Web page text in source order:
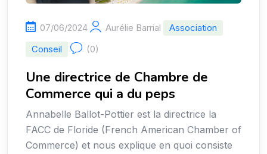
07/06/2024 Aurélie Barrial
Association
Conseil
(0)
Une directrice de Chambre de
Commerce qui a du peps
Annabelle Ballot-Pottier est la directrice la
FACC de Floride (French American Chamber of
Commerce) et nous explique en quoi consiste